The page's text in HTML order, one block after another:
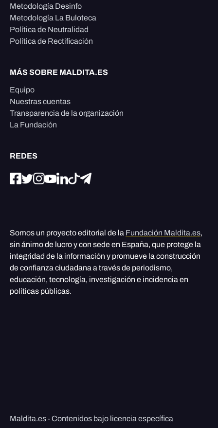
Metodología Desinfo
Metodología La Buloteca
Política de Neutralidad
Política de Rectificación
MÁS SOBRE MALDITA.ES
Equipo
Nuestras cuentas
Transparencia de la organización
La Fundación
REDES
Somos un proyecto editorial de la Fundación Maldita.es,
sin ánimo de lucro y con sede en España, que protege la
integridad de la información y promueve la construcción
de confianza ciudadana a través de periodismo,
educación, tecnología, investigación e incidencia en
políticas públicas.
Maldita.es - Contenidos bajo licencia específica